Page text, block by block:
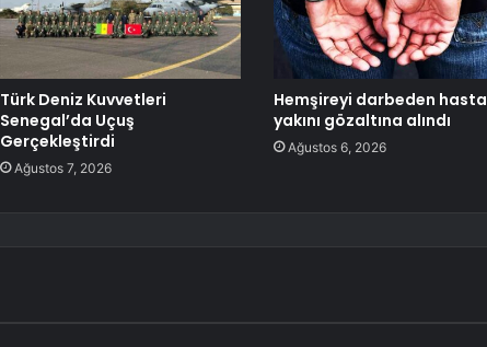
Türk Deniz Kuvvetleri
Senegal’da Uçuş
Gerçekleştirdi
Ağustos 7, 2026
Hemşireyi darbeden hasta
yakını gözaltına alındı
Ağustos 6, 2026